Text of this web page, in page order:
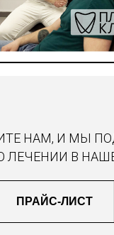
НАМ, И МЫ
ЛЕЧЕНИИ В
ПРАЙС-ЛИСТ